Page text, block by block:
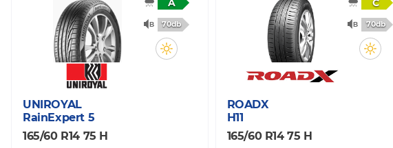
A
70db
UNIROYAL
RainExpert 5
165/60 R14 75 H
C
70db
ROADX
H11
165/60 R14 75 H